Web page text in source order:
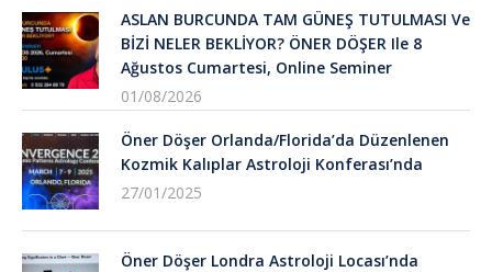
ASLAN BURCUNDA TAM GÜNEŞ TUTULMASI Ve
BİZİ NELER BEKLİYOR? ÖNER DÖŞER Ile 8
Ağustos Cumartesi, Online Seminer
01/08/2026
Öner Döşer Orlanda/Florida’da Düzenlenen
Kozmik Kalıplar Astroloji Konferası’nda
27/01/2025
Öner Döşer Londra Astroloji Locası’nda